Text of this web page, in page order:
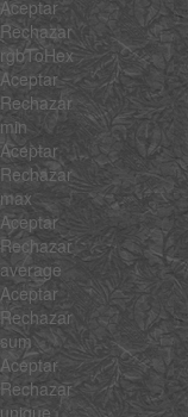
Aceptar
Rechazar
rgbToHex
Aceptar
Rechazar
min
Aceptar
Rechazar
max
Aceptar
Rechazar
average
Aceptar
Rechazar
sum
Aceptar
Rechazar